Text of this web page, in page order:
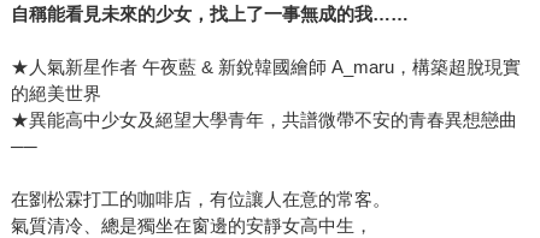
自稱能看見未來的少女，找上了一事無成的我……
★人氣新星作者 午夜藍 & 新銳韓國繪師 A_maru，構築超脫現實
的絕美世界
★異能高中少女及絕望大學青年，共譜微帶不安的青春異想戀曲
──
在劉松霖打工的咖啡店，有位讓人在意的常客。
氣質清冷、總是獨坐在窗邊的安靜女高中生，